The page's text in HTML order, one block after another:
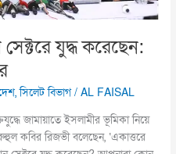
যুদ্ধ করেছেন:
,সিলেট বিভাগ/AL FAISAL
জামায়াতে ইসলামীর ভূমিকা নিয়ে
কবির রিজভী বলেছেন, ‘একাত্তরে